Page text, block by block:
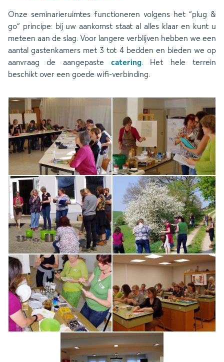
Onze seminarieruimtes functioneren volgens het “plug &
go” principe: bij uw aankomst staat al alles klaar en kunt u
meteen aan de slag. Voor langere verblijven hebben we een
aantal gastenkamers met 3 tot 4 bedden en bieden we op
aanvraag de aangepaste catering. Het hele terrein
beschikt over een goede wifi-verbinding.